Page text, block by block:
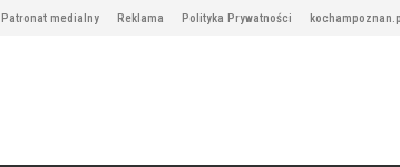
Patronat medialny Reklama Polityka Prywatności